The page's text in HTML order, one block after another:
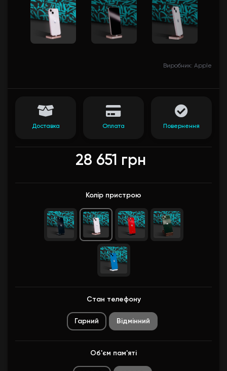
Виробник: Apple
28 651 грн
Колір пристрою
Стан телефону
Гарний Вiдмiнний
Об'єм пам'яті
Доставка Оплата Повернення